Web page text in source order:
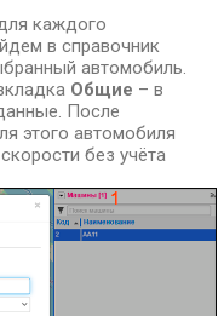
каждого
в справочник
автомобиль.
Общие – в
После
этого автомобиля
без учёта